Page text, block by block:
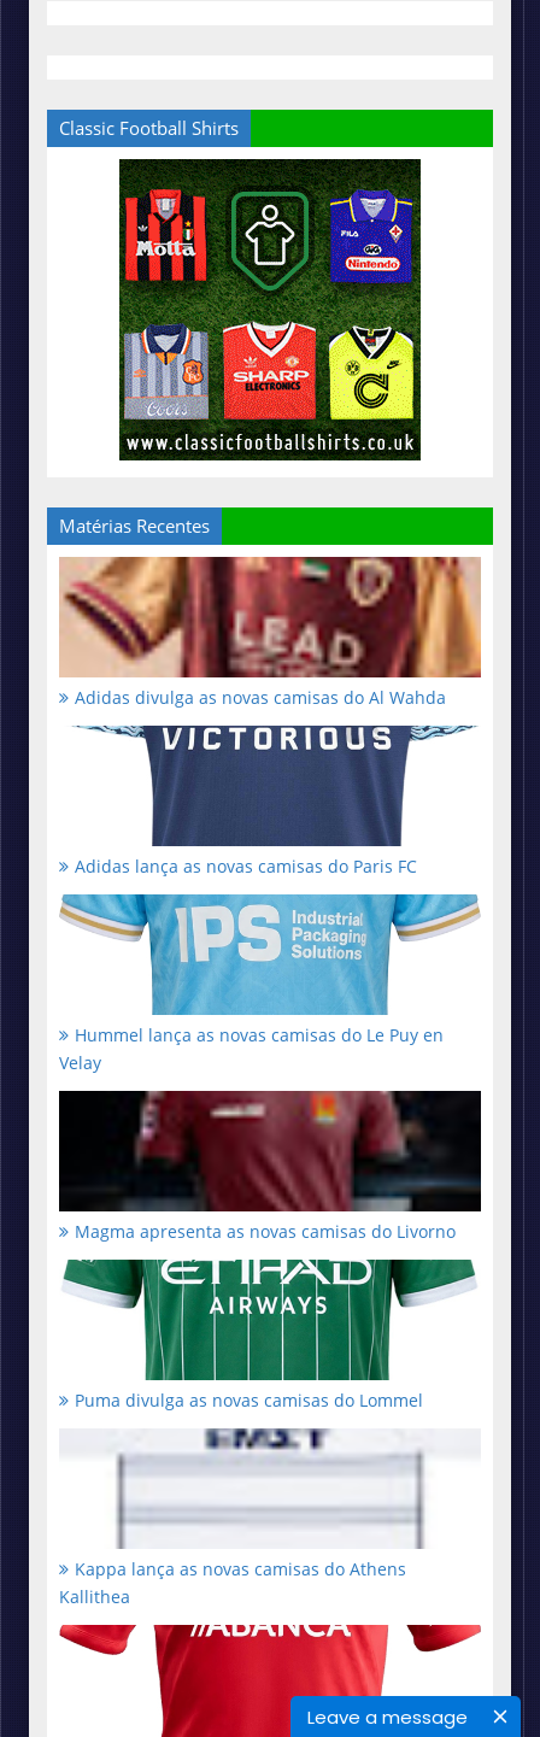
Leave a message
Classic Football Shirts
Matérias Recentes
Adidas divulga as novas camisas do Al Wahda
Adidas lança as novas camisas do Paris FC
Hummel lança as novas camisas do Le Puy en
Velay
Magma apresenta as novas camisas do Livorno
Puma divulga as novas camisas do Lommel
Kappa lança as novas camisas do Athens
Kallithea